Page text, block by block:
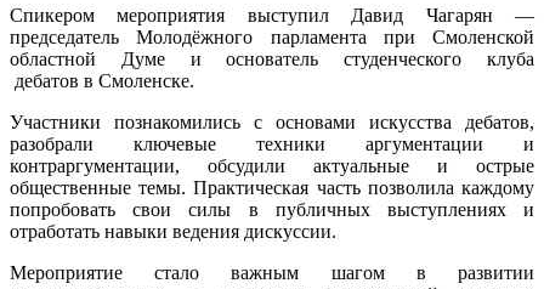
Спикером мероприятия выступил Давид Чагарян —
председатель Молодёжного парламента при Смоленской
областной Думе и основатель студенческого клуба
дебатов в Смоленске.
Участники познакомились с основами искусства дебатов,
разобрали ключевые техники аргументации и
контраргументации, обсудили актуальные и острые
общественные темы. Практическая часть позволила каждому
попробовать свои силы в публичных выступлениях и
отработать навыки ведения дискуссии.
Мероприятие стало важным шагом в развитии